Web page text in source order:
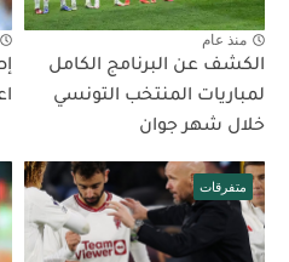
منذ عام
الكشف عن البرنامج الكامل
لمباريات المنتخب التونسي
خلال شهر جوان
متفرقات